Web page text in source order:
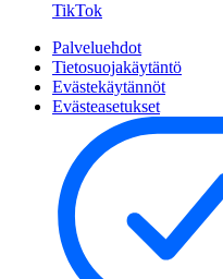
TikTok
Palveluehdot
Tietosuojakäytäntö
Evästekäytännöt
Evästeasetukset